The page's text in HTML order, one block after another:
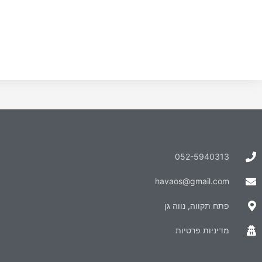
052-5940313
havaos@gmail.com
פתח תקווה, נווה גן
מדיניות פרטיות